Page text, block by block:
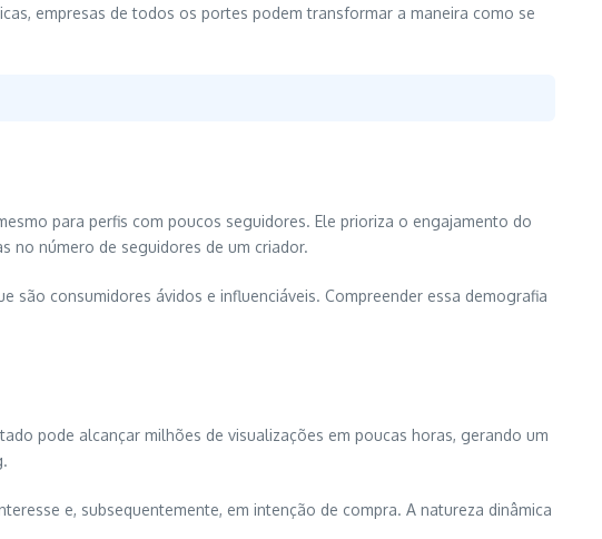
empresas de todos os portes podem transformar a maneira como se
para perfis com poucos seguidores. Ele prioriza o engajamento do
no número de seguidores de um criador.
consumidores ávidos e influenciáveis. Compreender essa demografia
pode alcançar milhões de visualizações em poucas horas, gerando um
e, subsequentemente, em intenção de compra. A natureza dinâmica